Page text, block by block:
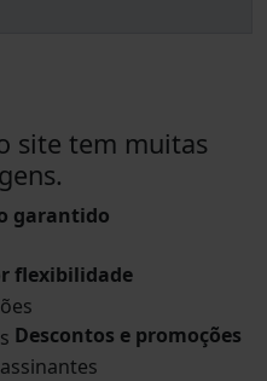
site tem muitas
garantido
flexibilidade
Descontos e promoções